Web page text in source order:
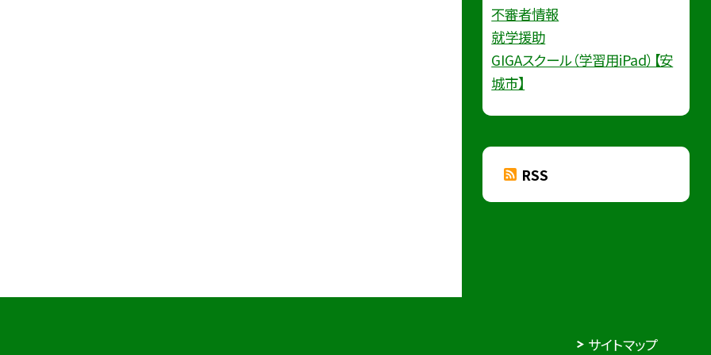
不審者情報
就学援助
GIGAスクール（学習用iPad）【安
城市】
RSS
サイトマップ